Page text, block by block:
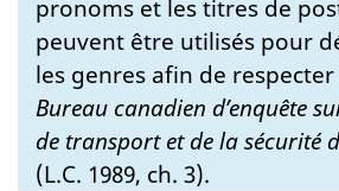
pronoms et les titres de
peuvent être utilisés pour
les genres afin de respecter
Bureau canadien d’enquête
de transport et de la sécurité
(L.C. 1989, ch. 3).